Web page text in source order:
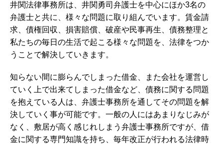
井関法律事務所は、井関勇司弁護士を中心にほか3名の
弁護士と共に、様々な問題に取り組んでいます。賃金請
求、債権回収、損害賠償、破産や民事再生、債務整理と
私たちの毎日の生活で起こる様々な問題を、法律をつか
うことで解決していきます。
知らない間に膨らんでしまった借金、また会社を運営し
ていく上で出来てしまった借金など、債務に関する問題
を抱えている人は、弁護士事務所を通してその問題を解
決していく事が可能です。一般の人にはあまりなじみが
なく、敷居が高く感じれしまう弁護士事務所ですが、借
金に関する専門知識を持ち、毎年改正が行われる法律時